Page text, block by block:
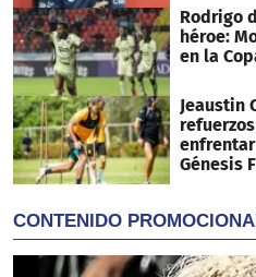
Rodrigo
héroe:
en la
Jeaustin
Génesis